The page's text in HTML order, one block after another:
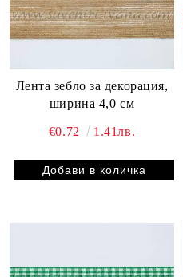
Лента зебло за декорация,
ширина 4,0 см
€0.72 1.41лв.